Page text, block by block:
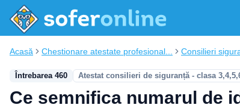
Acasă Chestionare atestate profesional... Consilieri
Întrebarea 460 Atestat consilieri de siguranță - clasa
Ce semnifica numarul de